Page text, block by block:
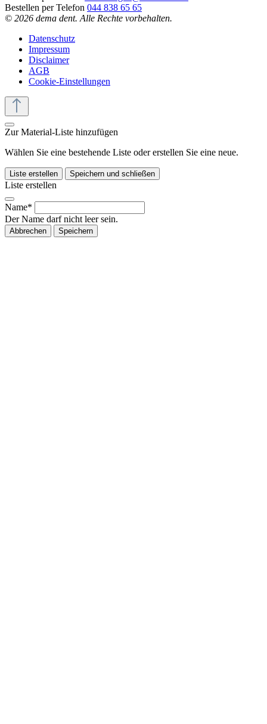
Bestellen per Telefon 044 838 65 65
© 2026 dema dent. Alle Rechte vorbehalten.
Datenschutz
Impressum
Disclaimer
AGB
Cookie-Einstellungen
Zur Material-Liste hinzufügen
Wählen Sie eine bestehende Liste oder erstellen Sie eine neue.
Liste erstellen Speichern und schließen
Liste erstellen
Name*
Der Name darf nicht leer sein.
Abbrechen Speichern